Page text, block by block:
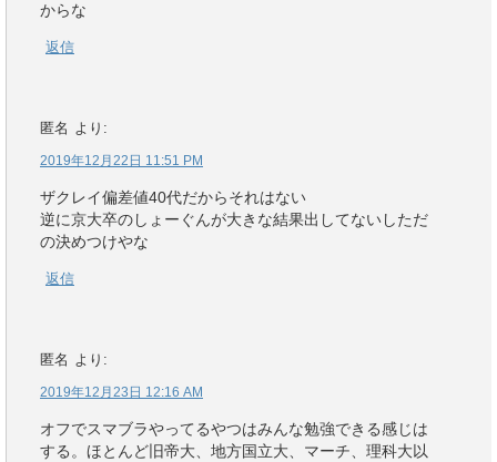
からな
返信
匿名 より:
2019年12月22日 11:51 PM
ザクレイ偏差値40代だからそれはない
逆に京大卒のしょーぐんが大きな結果出してないしただ
の決めつけやな
返信
匿名 より:
2019年12月23日 12:16 AM
オフでスマブラやってるやつはみんな勉強できる感じは
する。ほとんど旧帝大、地方国立大、マーチ、理科大以